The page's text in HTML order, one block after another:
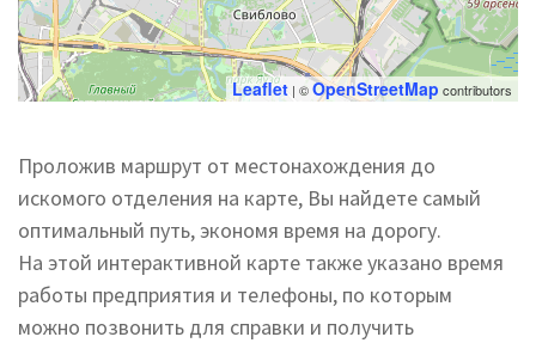
Leaflet | ©OpenStreetMap contributors
Проложив маршрут от местонахождения до
искомого отделения на карте, Вы найдете самый
оптимальный путь, экономя время на дорогу.
На этой интерактивной карте также указано время
работы предприятия и телефоны, по которым
можно позвонить для справки и получить